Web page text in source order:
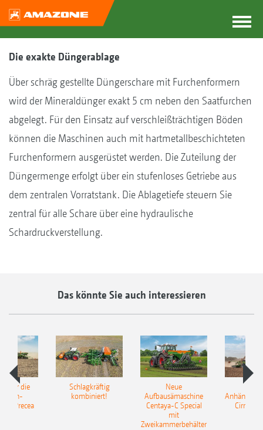
Die exakte Düngerablage
Über schräg gestellte Düngerschare mit Furchenformern
wird der Mineraldünger exakt 5 cm neben den Saatfurchen
abgelegt. Für den Einsatz auf verschleißträchtigen Böden
können die Maschinen auch mit hartmetallbeschichteten
Furchenformern ausgerüstet werden. Die Zuteilung der
Düngermenge erfolgt über ein stufenloses Getriebe aus
dem zentralen Vorratstank. Die Ablagetiefe steuern Sie
zentral für alle Schare über eine hydraulische
Schardruckverstellung.
Das könnte Sie auch interessieren
für die
Precea
Schlagkräftig
kombiniert!
Neue
Aufbausämaschine
Centaya-C Special
mit
Zweikammerbehälter
Cirrus